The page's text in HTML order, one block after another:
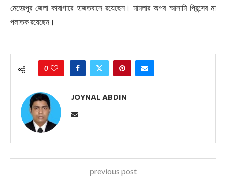
মেহেরপুর জেলা কারাগারে হাজতবাসে রয়েছেন। মামলার অপর আসামি প্রিন্সের মা
পলাতক রয়েছেন।
0
JOYNAL ABDIN
previous post